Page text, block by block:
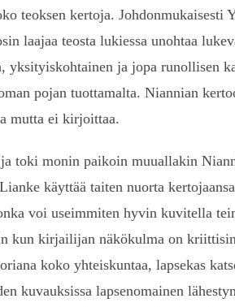
teoksen kertoja. Johdonmukaisesti
laajaa teosta lukiessa unohtaa
yksityiskohtainen ja jopa runollisen
pojan tuottamalta. Niannian
mutta ei kirjoittaa.
toki monin paikoin muuallakin
käyttää taiten nuorta
voi useimmiten hyvin kuvitella
kun kirjailijan näkökulma on
koko yhteiskuntaa, lapsekas
kuvauksissa lapsenomainen